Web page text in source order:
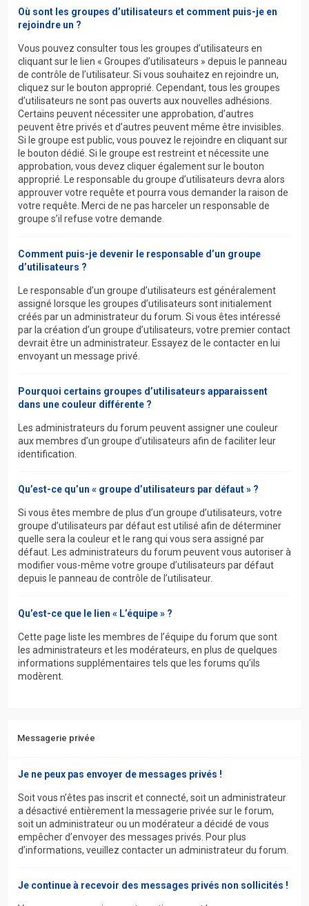
Où sont les groupes d’utilisateurs et comment puis-je en
rejoindre un ?
Vous pouvez consulter tous les groupes d’utilisateurs en
cliquant sur le lien « Groupes d’utilisateurs » depuis le panneau
de contrôle de l’utilisateur. Si vous souhaitez en rejoindre un,
cliquez sur le bouton approprié. Cependant, tous les groupes
d’utilisateurs ne sont pas ouverts aux nouvelles adhésions.
Certains peuvent nécessiter une approbation, d’autres
peuvent être privés et d’autres peuvent même être invisibles.
Si le groupe est public, vous pouvez le rejoindre en cliquant sur
le bouton dédié. Si le groupe est restreint et nécessite une
approbation, vous devez cliquer également sur le bouton
approprié. Le responsable du groupe d’utilisateurs devra alors
approuver votre requête et pourra vous demander la raison de
votre requête. Merci de ne pas harceler un responsable de
groupe s’il refuse votre demande.
Comment puis-je devenir le responsable d’un groupe
d’utilisateurs ?
Le responsable d’un groupe d’utilisateurs est généralement
assigné lorsque les groupes d’utilisateurs sont initialement
créés par un administrateur du forum. Si vous êtes intéressé
par la création d’un groupe d’utilisateurs, votre premier contact
devrait être un administrateur. Essayez de le contacter en lui
envoyant un message privé.
Pourquoi certains groupes d’utilisateurs apparaissent
dans une couleur différente ?
Les administrateurs du forum peuvent assigner une couleur
aux membres d’un groupe d’utilisateurs afin de faciliter leur
identification.
Qu’est-ce qu’un « groupe d’utilisateurs par défaut » ?
Si vous êtes membre de plus d’un groupe d’utilisateurs, votre
groupe d’utilisateurs par défaut est utilisé afin de déterminer
quelle sera la couleur et le rang qui vous sera assigné par
défaut. Les administrateurs du forum peuvent vous autoriser à
modifier vous-même votre groupe d’utilisateurs par défaut
depuis le panneau de contrôle de l’utilisateur.
Qu’est-ce que le lien « L’équipe » ?
Cette page liste les membres de l’équipe du forum que sont
les administrateurs et les modérateurs, en plus de quelques
informations supplémentaires tels que les forums qu’ils
modèrent.
Messagerie privée
Je ne peux pas envoyer de messages privés !
Soit vous n’êtes pas inscrit et connecté, soit un administrateur
a désactivé entièrement la messagerie privée sur le forum,
soit un administrateur ou un modérateur a décidé de vous
empêcher d’envoyer des messages privés. Pour plus
d’informations, veuillez contacter un administrateur du forum.
Je continue à recevoir des messages privés non sollicités !